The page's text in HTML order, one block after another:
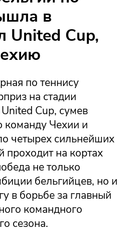
в
United Cup,
по теннису
на стадии
Cup, сумев
команду Чехии и
четырех сильнейших
проходит на кортах
не только
бельгийцев, но и
в борьбе за главный
командного
сезона.